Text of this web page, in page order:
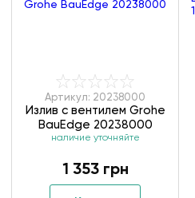
Артикул: 20238000
Излив с вентилем Grohe
BauEdge 20238000
наличие уточняйте
1 353 грн